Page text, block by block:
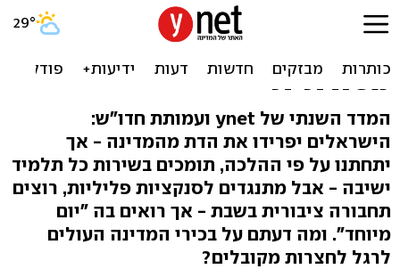
דת ומדינה תשע"ה: רוצים
ישראל חופשית - אך
מסורתית
המדד השנתי של ynet ועמותת חדו"ש:
הישראלים יפרידו את הדת מהמדינה - אך
יתחתנו על פי ההלכה, תומכים בשירות כל תלמיד
ישיבה - אבל מתנגדים לסנקציות פליליות, רוצים
תחבורה ציבורית בשבת - אך רואים בה "יום
מיוחד". ומה דעתם על בכירי המדינה העולים
לרגל לחצרות מקובלים?